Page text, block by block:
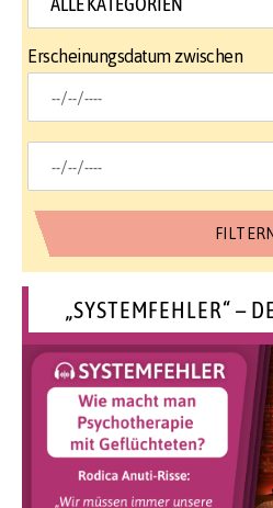
Erscheinungsdatum zwischen
„SYSTEMFEHLER“ –